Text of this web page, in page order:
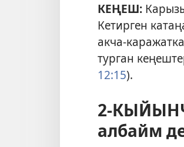
КЕҢЕШ:
Кетирген
акча-
турган
12:15).
2-
албайм